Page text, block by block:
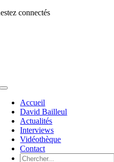
Allerconnectés
Toggle
NavigationAccueil
David Bailleul
Actualités
Interviews
Vidéothèque
Contact
Rechercher: